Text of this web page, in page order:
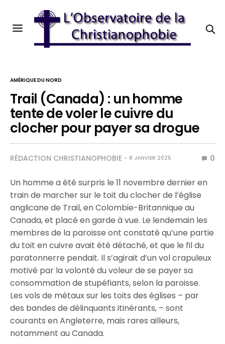
AMÉRIQUE DU NORD
Trail (Canada) : un homme
tente de voler le cuivre du
clocher pour payer sa drogue
RÉDACTION CHRISTIANOPHOBIE 8 JANVIER 2025 0
Un homme a été surpris le 11 novembre dernier en
train de marcher sur le toit du clocher de l’église
anglicane de Trail, en Colombie-Britannique au
Canada, et placé en garde à vue. Le lendemain les
membres de la paroisse ont constaté qu’une partie
du toit en cuivre avait été détaché, et que le fil du
paratonnerre pendait. Il s’agirait d’un vol crapuleux
motivé par la volonté du voleur de se payer sa
consommation de stupéfiants, selon la paroisse.
Les vols de métaux sur les toits des églises – par
des bandes de délinquants itinérants, – sont
courants en Angleterre, mais rares ailleurs,
notamment au Canada.